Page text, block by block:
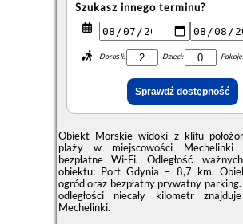
Szukasz innego terminu?
Dorośli: Dzieci:
Obiekt Morskie widoki z klifu
plaży w miejscowości Mechelinki
bezpłatne Wi-Fi. Odległość
obiektu: Port Gdynia – 8,7 km.
ogród oraz bezpłatny prywatny
odległości niecały kilometr
Mechelinki.